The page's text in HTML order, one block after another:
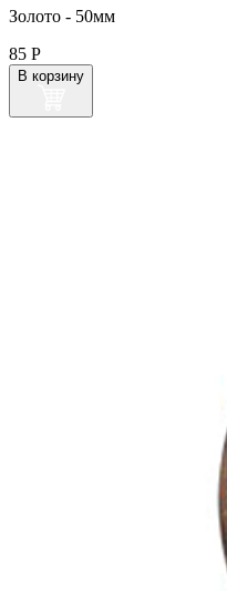
Золото - 50мм
85 Р
В корзину